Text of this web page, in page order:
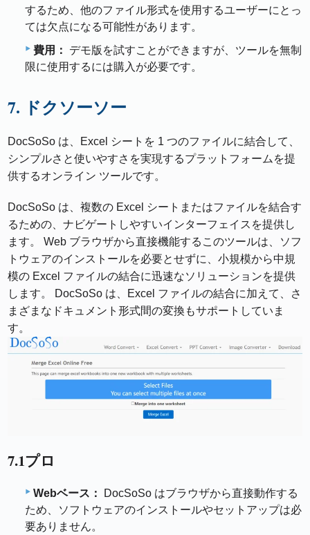
するため、他のファイル形式を使用するユーザーにとっ
ては欠点になる可能性があります。
費用：
デモ版を試すことができますが、ツールを無制
限に使用するには購入が必要です。
7. ドクソーソー
DocSoSo は、Excel シートを 1 つのファイルに結合して、
シンプルさと使いやすさを実現するプラットフォームを提
供するオンライン ツールです。
DocSoSo は、複数の Excel シートまたはファイルを結合す
るための、ナビゲートしやすいインターフェイスを提供し
ます。 Web ブラウザから直接機能するこのツールは、ソフ
トウェアのインストールを必要とせずに、小規模から中規
模の Excel ファイルの結合に迅速なソリューションを提供
します。 DocSoSo は、Excel ファイルの結合に加えて、さ
まざまなドキュメント形式間の変換もサポートしていま
す。
7.1プロ
Webベース：
DocSoSo はブラウザから直接動作する
ため、ソフトウェアのインストールやセットアップは必
要ありません。